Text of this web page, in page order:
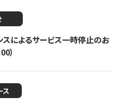
スによるサービス一時停止のお
）
ス